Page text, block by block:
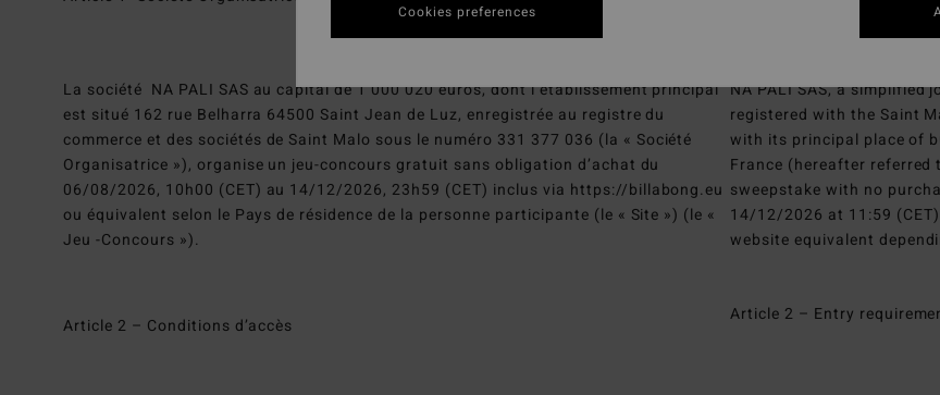
La société NA PALI SAS au capital de 1 000 020 euros, dont l’établissement principal
est situé 162 rue Belharra 64500 Saint Jean de Luz, enregistrée au registre du
commerce et des sociétés de Saint Malo sous le numéro 331 377 036 (la « Société
Organisatrice »), organise un jeu-concours gratuit sans obligation d’achat du
06/08/2026, 10h00 (CET) au 14/12/2026, 23h59 (CET) inclus via https://billabong.eu
ou équivalent selon le Pays de résidence de la personne participante (le « Site ») (le «
Jeu -Concours »).
NA PALI SAS, a
registered with the Saint
with its principal place of
France (hereafter referred
sweepstake with no
14/12/2026 at 11:59
website equivalent
Article 2 – Conditions d’accès
Article 2 – Entry
Cookies preferences